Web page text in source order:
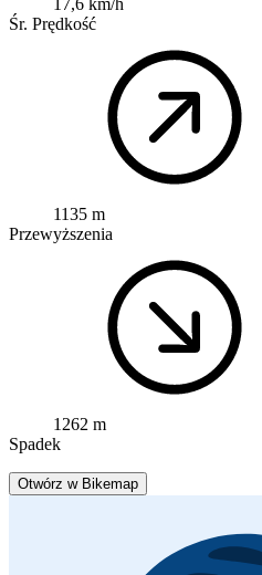
Śr. Prędkość
1135 m
Przewyższenia
1262 m
Spadek
Otwórz w Bikemap